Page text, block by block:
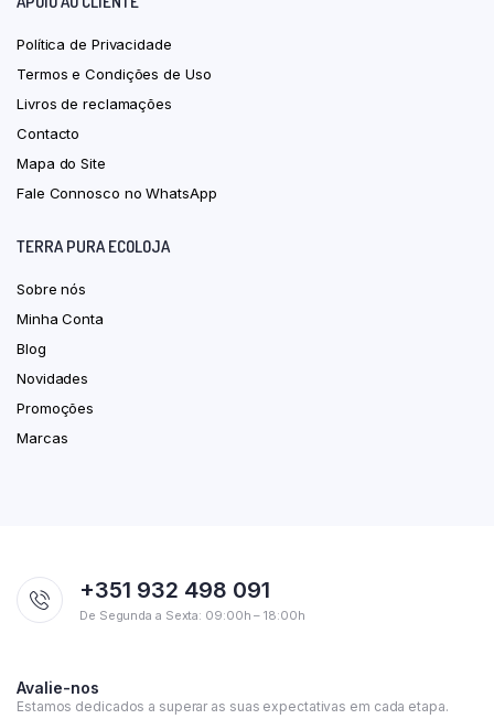
Política de Privacidade
Termos e Condições de Uso
Livros de reclamações
Contacto
Mapa do Site
Fale Connosco no WhatsApp
TERRA PURA ECOLOJA
Sobre nós
Minha Conta
Blog
Novidades
Promoções
Marcas
+351 932 498 091
De Segunda a Sexta: 09:00h – 18:00h
Avalie-nos
Estamos dedicados a superar as suas expectativas em cada etapa.